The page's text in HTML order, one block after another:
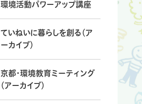
環境活動パワーアップ講座
ていねいに暮らしを創る（ア
ーカイブ）
京都・環境教育ミーティング
（アーカイブ）